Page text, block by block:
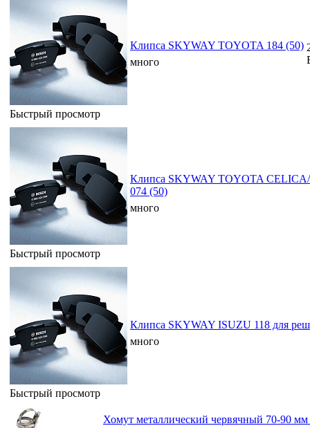
Быстрый просмотр
Клипса SKYWAY TOYOTA 184 (50)
много
Быстрый просмотр
Клипса SKYWAY TOYOTA
074 (50)
много
Быстрый просмотр
Клипса SKYWAY ISUZU 118 для
много
Хомут металлический червячный 70-90